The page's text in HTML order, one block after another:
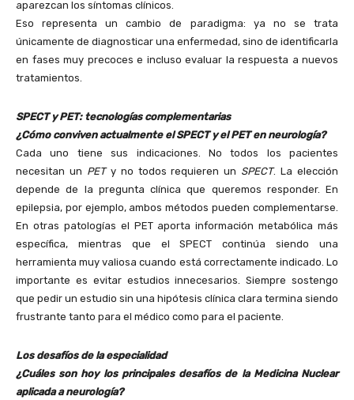
aparezcan los síntomas clínicos.
Eso representa un cambio de paradigma: ya no se trata
únicamente de diagnosticar una enfermedad, sino de identificarla
en fases muy precoces e incluso evaluar la respuesta a nuevos
tratamientos.
SPECT y PET: tecnologías complementarias
¿Cómo conviven actualmente el SPECT y el PET en neurología?
Cada uno tiene sus indicaciones. No todos los pacientes
necesitan un PET y no todos requieren un SPECT. La elección
depende de la pregunta clínica que queremos responder. En
epilepsia, por ejemplo, ambos métodos pueden complementarse.
En otras patologías el PET aporta información metabólica más
específica, mientras que el SPECT continúa siendo una
herramienta muy valiosa cuando está correctamente indicado. Lo
importante es evitar estudios innecesarios. Siempre sostengo
que pedir un estudio sin una hipótesis clínica clara termina siendo
frustrante tanto para el médico como para el paciente.
Los desafíos de la especialidad
¿Cuáles son hoy los principales desafíos de la Medicina Nuclear
aplicada a neurología?